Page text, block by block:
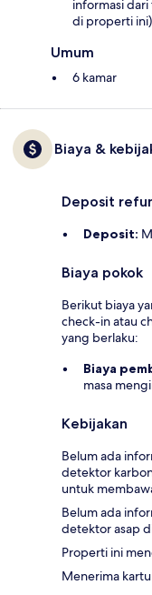
informasi
di properti ini)
Umum
6 kamar
Biaya &
Deposit
Deposit:
Biaya pokok
Berikut biaya
check-in atau
yang berlaku:
Biaya
masa
Kebijakan
Belum ada
detektor
untuk
Belum ada
detektor asap
Properti ini
Menerima